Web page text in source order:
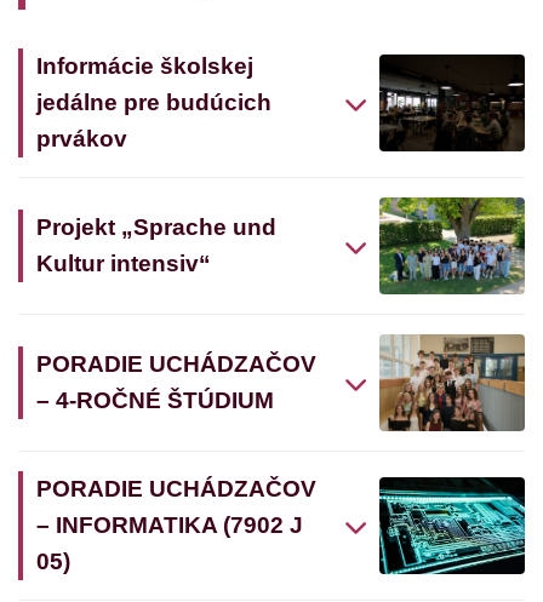
Informácie školskej
jedálne pre budúcich
prvákov
Projekt „Sprache und
Kultur intensiv“
PORADIE UCHÁDZAČOV
– 4-ROČNÉ ŠTÚDIUM
PORADIE UCHÁDZAČOV
– INFORMATIKA (7902 J
05)